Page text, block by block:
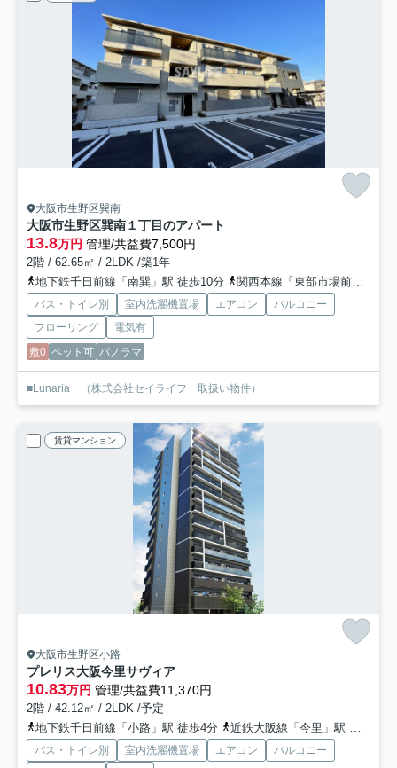
大阪市生野区巽南
大阪市生野区巽南１丁目のアパート
13.8万円 管理/共益費7,500円
2階 / 62.65㎡ / 2LDK /築1年
地下鉄千日前線「南巽」駅 徒歩10分
関西本線「東部市場前」駅 徒歩17分
バス・トイレ別 室内洗濯機置場 エアコン
バルコニー
フローリング
電気有
敷0 ペット可 パノラマ
■Lunaria （株式会社セイライフ 取扱い物件）
賃貸マンション
大阪市生野区小路
プレリス大阪今里サヴィア
10.83万円 管理/共益費11,370円
2階 / 42.12㎡ / 2LDK /予定
地下鉄千日前線「小路」駅 徒歩4分
近鉄大阪線「今里」駅 徒歩6分
バス・トイレ別 室内洗濯機置場 エアコン
バルコニー